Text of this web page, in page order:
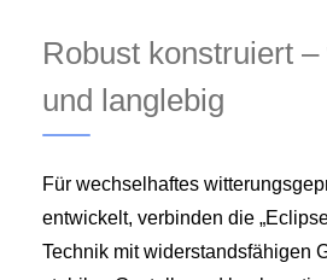
Robust konstruiert
und langlebig
Für wechselhaftes
entwickelt, verbinden die
Technik mit widerstandsfähigen